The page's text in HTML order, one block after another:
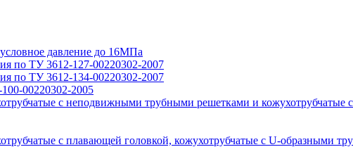
давление до 16МПа
по ТУ 3612-127-00220302-2007
по ТУ 3612-134-00220302-2007
00220302-2005
с неподвижными трубными решетками и кожухотрубчатые
с плавающей головкой, кожухотрубчатые с U-образными